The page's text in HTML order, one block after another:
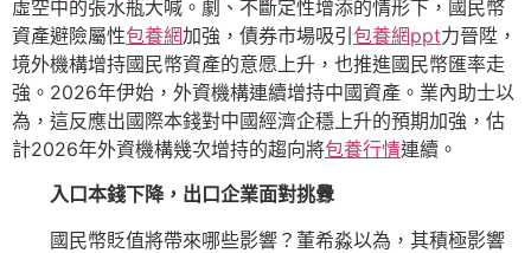
虛空中的張水瓶大喊。劇、不斷定性增添的情形下，國民幣
資產避險屬性包養網加強，債券市場吸引包養網ppt力晉陞，
境外機構增持國民幣資產的意愿上升，也推進國民幣匯率走
強。2026年伊始，外資機構連續增持中國資產。業內助士以
為，這反應出國際本錢對中國經濟企穩上升的預期加強，估
計2026年外資機構幾次增持的趨向將包養行情連續。
入口本錢下降，出口企業面對挑釁
國民幣貶值將帶來哪些影響？董希淼以為，其積極影響